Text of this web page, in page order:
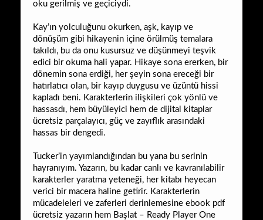
oku gerilmiş ve geçiciydi.
Kay’ın yolculuğunu okurken, aşk, kayıp ve
dönüşüm gibi hikayenin içine örülmüş temalara
takıldı, bu da onu kusursuz ve düşünmeyi teşvik
edici bir okuma hali yapar. Hikaye sona ererken, bir
dönemin sona erdiği, her şeyin sona ereceği bir
hatırlatıcı olan, bir kayıp duygusu ve üzüntü hissi
kapladı beni. Karakterlerin ilişkileri çok yönlü ve
hassasdı, hem büyüleyici hem de dijital kitaplar
ücretsiz parçalayıcı, güç ve zayıflık arasındaki
hassas bir dengedi.
Tucker’in yayımlandığından bu yana bu serinin
hayranıyım. Yazarın, bu kadar canlı ve kavranılabilir
karakterler yaratma yeteneği, her kitabı heyecan
verici bir macera haline getirir. Karakterlerin
mücadeleleri ve zaferleri derinlemesine ebook pdf
ücretsiz yazarın hem Başlat – Ready Player One